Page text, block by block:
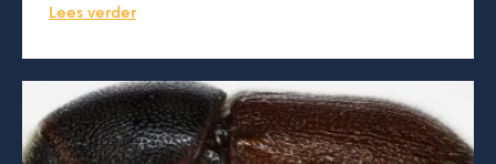
Lees verder